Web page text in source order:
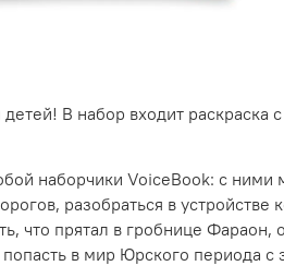
В набор входит
наборчики VoiceBook: с
разобраться в
что прятал в гробнице
в мир Юрского периода с